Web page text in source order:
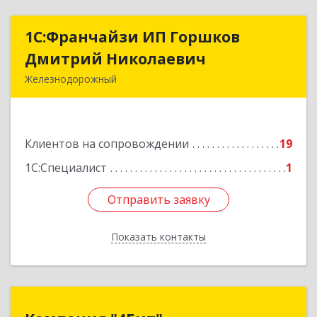
1С:Франчайзи ИП Горшков
Дмитрий Николаевич
Железнодорожный
Клиентов на сопровождении
19
1С:Специалист
1
Отправить заявку
Показать контакты
1С:Франчайзи ИП Горшков
Дмитрий Николаевич
Подробнее
Отправить заявку
Назад